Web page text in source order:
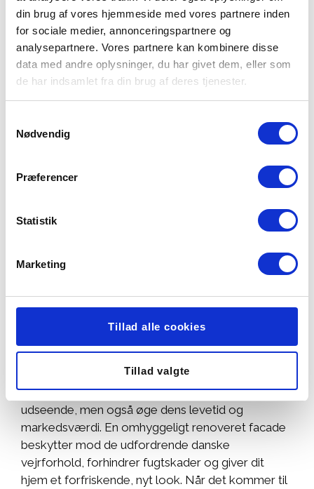
din brug af vores hjemmeside med vores partnere inden
for sociale medier, annonceringspartnere og
analysepartnere. Vores partnere kan kombinere disse
data med andre oplysninger, du har givet dem, eller som
de har indsamlet fra din brug af deres tjenester.
Nødvendig
Præferencer
Statistik
Marketing
Tillad alle cookies
Tillad valgte
GIV DIT HJEM EN FORVANDLING
Grundig Facaderenovering i
Sundbyvester
Sundbyvester består af flere områder med
charmerende boliger, men som årene går, kan
vejret og tiden efterlade mærker på facaderne.
Med professionel vandskuring, pudsning af
murværk og omfugning kan husejere i
Sundbyvester ikke blot forbedre deres boligs
udseende, men også øge dens levetid og
markedsværdi. En omhyggeligt renoveret facade
beskytter mod de udfordrende danske
vejrforhold, forhindrer fugtskader og giver dit
hjem et forfriskende, nyt look. Når det kommer til